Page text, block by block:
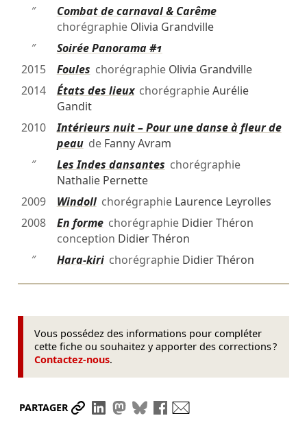
″
Combat de carnaval & Carême
chorégraphie Olivia Grandville
″
Soirée Panorama #1
2015
Foules chorégraphie Olivia Grandville
2014
États des lieuxchorégraphieAurélie
Gandit
2010
Intérieurs nuit – Pour une danse à fleur de
peaude Fanny Avram
″
Les Indes dansantes chorégraphie
Nathalie Pernette
2009
Windollchorégraphie Laurence Leyrolles
2008
En formechorégraphie Didier Théron
conception Didier Théron
″
Hara-kirichorégraphie Didier Théron
Vous possédez des informations pour compléter
cette fiche ou souhaitez y apporter des corrections ?
Contactez-nous.
PARTAGER Partager le lien
Partager sur LinkedIn
Partager sur Mastodon
Partager sur Bluesky
Partager sur Facebook